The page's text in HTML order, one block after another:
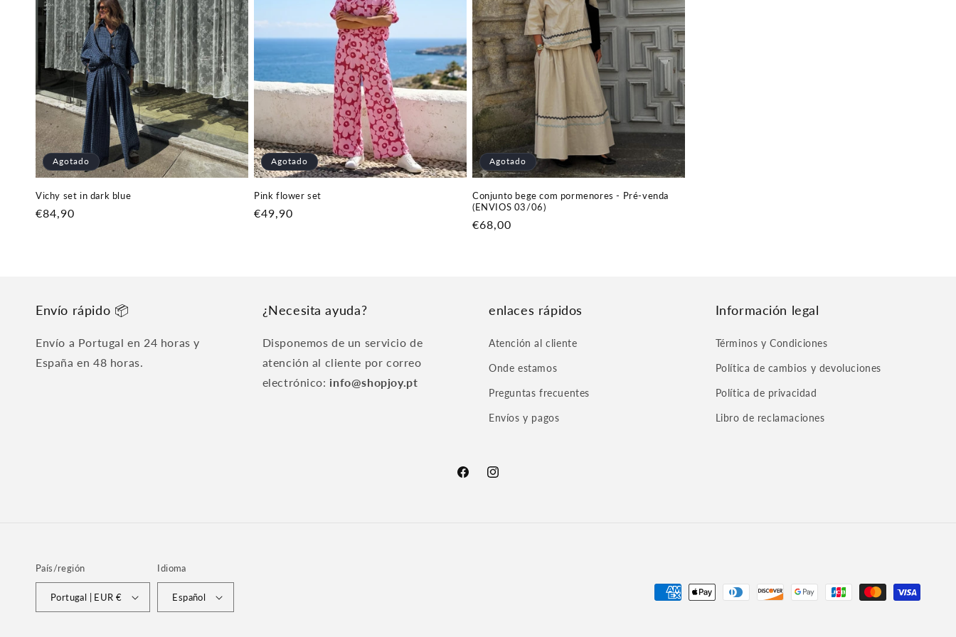
Agotado
Vichy set in dark blue
Precio
€84,90
Agotado
Pink flower set
Precio
€49,90
Agotado
Conjunto bege com pormenores - Pré-venda
(ENVIOS 03/06)
Precio
€68,00
Envío rápido 📦
Envío a Portugal en 24 horas y
España en 48 horas.
¿Necesita ayuda?
Disponemos de un servicio de
atención al cliente por correo
electrónico: info@shopjoy.pt
enlaces rápidos
Atención al cliente
Onde estamos
Preguntas frecuentes
Envíos y pagos
Información legal
Términos y Condiciones
Política de cambios y devoluciones
Política de privacidad
Libro de reclamaciones
FacebookInstagram
País/región
Portugal | EUR €
Idioma
Español
Formas